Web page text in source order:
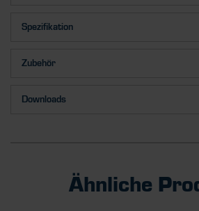
Spezifikation
Zubehör
Downloads
Ähnliche